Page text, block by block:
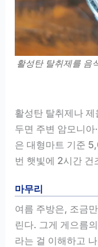
활성탄 탈취제를 음
활성탄 탈취제나
두면 주변 암모니
은 대형마트 기준
번 햇빛에 2시간
마무리
여름 주방은, 조금
린다. 그게 게으름
라는 걸 이해하고